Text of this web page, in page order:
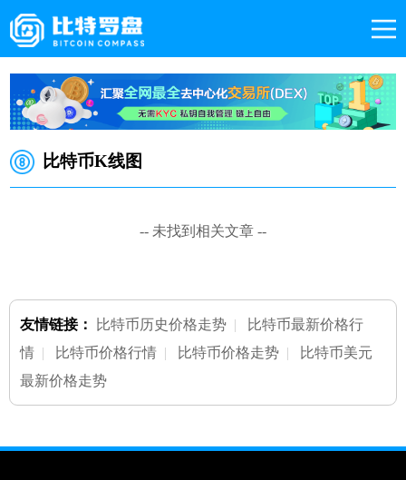
比特币K线图
-- 未找到相关文章 --
友情链接： 比特币历史价格走势 | 比特币最新价格行
情 | 比特币价格行情 | 比特币价格走势 | 比特币美元
最新价格走势